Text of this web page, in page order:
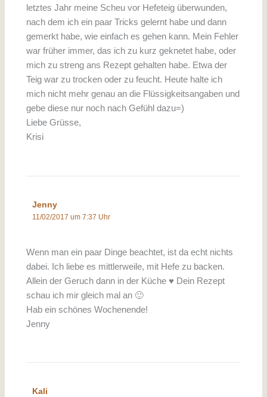
letztes Jahr meine Scheu vor Hefeteig überwunden,
nach dem ich ein paar Tricks gelernt habe und dann
gemerkt habe, wie einfach es gehen kann. Mein Fehler
war früher immer, das ich zu kurz geknetet habe, oder
mich zu streng ans Rezept gehalten habe. Etwa der
Teig war zu trocken oder zu feucht. Heute halte ich
mich nicht mehr genau an die Flüssigkeitsangaben und
gebe diese nur noch nach Gefühl dazu=)
Liebe Grüsse,
Krisi
Jenny
11/02/2017 um 7:37 Uhr
Wenn man ein paar Dinge beachtet, ist da echt nichts
dabei. Ich liebe es mittlerweile, mit Hefe zu backen.
Allein der Geruch dann in der Küche ♥ Dein Rezept
schau ich mir gleich mal an 🙂
Hab ein schönes Wochenende!
Jenny
Kali